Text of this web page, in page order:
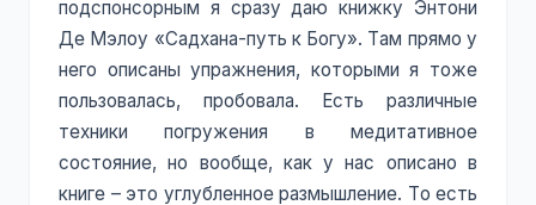
подспонсорным я сразу даю книжку Энтони
Де Мэлоу «Садхана-путь к Богу». Там прямо у
него описаны упражнения, которыми я тоже
пользовалась, пробовала. Есть различные
техники погружения в медитативное
состояние, но вообще, как у нас описано в
книге – это углубленное размышление. То есть